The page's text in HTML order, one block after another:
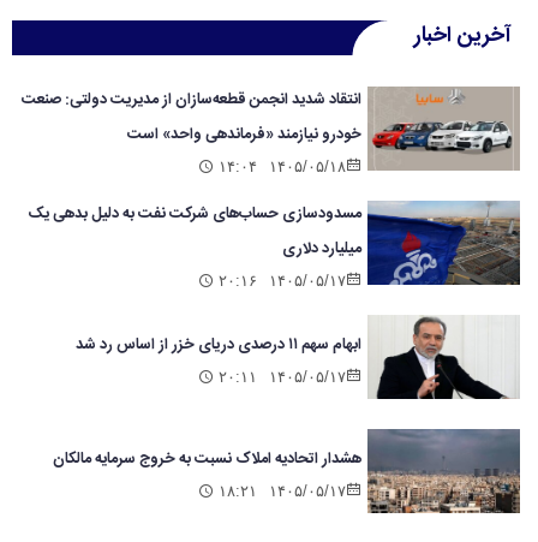
آخرین اخبار
انتقاد شدید انجمن قطعه‌سازان از مدیریت دولتی: صنعت
خودرو نیازمند «فرماندهی واحد» است
۱۴۰۵/۰۵/۱۸ ۱۴:۰۴
مسدودسازی حساب‌های شرکت نفت به دلیل بدهی یک
میلیارد دلاری
۱۴۰۵/۰۵/۱۷ ۲۰:۱۶
ابهام سهم ۱۱ درصدی دریای خزر از اساس رد شد
۱۴۰۵/۰۵/۱۷ ۲۰:۱۱
هشدار اتحادیه املاک نسبت به خروج سرمایه مالکان
۱۴۰۵/۰۵/۱۷ ۱۸:۲۱